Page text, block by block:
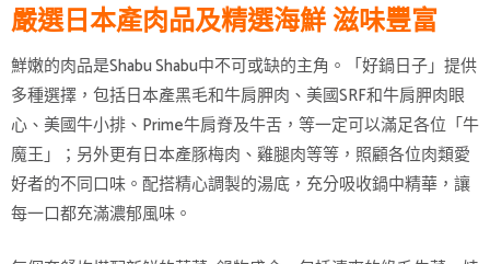
嚴選日本產肉品及精選海鮮 滋味豐富
鮮嫩的肉品是Shabu Shabu中不可或缺的主角。「好鍋日子」提供
多種選擇，包括日本產黑毛和牛肩胛肉、美國SRF和牛肩胛肉眼
心、美國牛小排、Prime牛肩脊及牛舌，等一定可以滿足各位「牛
魔王」；另外更有日本產豚梅肉、雞腿肉等等，照顧各位肉類愛
好者的不同口味。配搭精心調製的湯底，充分吸收鍋中精華，讓
每一口都充滿濃郁風味。